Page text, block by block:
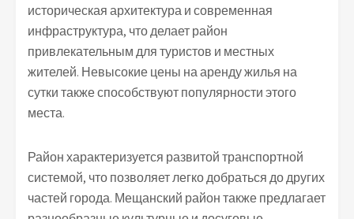
историческая архитектура и современная
инфраструктура, что делает район
привлекательным для туристов и местных
жителей. Невысокие цены на аренду жилья на
сутки также способствуют популярности этого
места.
Район характеризуется развитой транспортной
системой, что позволяет легко добраться до других
частей города. Мещанский район также предлагает